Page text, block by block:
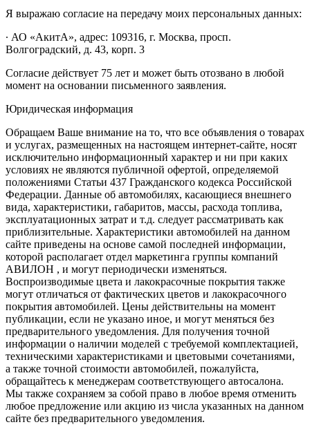
Я выражаю согласие на передачу моих персональных данных:
∙ АО «АкитА», адрес: 109316, г. Москва, просп.
Волгоградский, д. 43, корп. 3
Согласие действует 75 лет и может быть отозвано в любой
момент на основании письменного заявления.
Юридическая информация
Обращаем Ваше внимание на то, что все объявления о товарах
и услугах, размещенных на настоящем интернет-сайте, носят
исключительно информационный характер и ни при каких
условиях не являются публичной офертой, определяемой
положениями Статьи 437 Гражданского кодекса Российской
Федерации. Данные об автомобилях, касающиеся внешнего
вида, характеристики, габаритов, массы, расхода топлива,
эксплуатационных затрат и т.д. следует рассматривать как
приблизительные. Характеристики автомобилей на данном
сайте приведены на основе самой последней информации,
которой располагает отдел маркетинга группы компаний
АВИЛОН , и могут периодически изменяться.
Воспроизводимые цвета и лакокрасочные покрытия также
могут отличаться от фактических цветов и лакокрасочного
покрытия автомобилей. Цены действительны на момент
публикации, если не указано иное, и могут меняться без
предварительного уведомления. Для получения точной
информации о наличии моделей с требуемой комплектацией,
техническими характеристиками и цветовыми сочетаниями,
а также точной стоимости автомобилей, пожалуйста,
обращайтесь к менеджерам соответствующего автосалона.
Мы также сохраняем за собой право в любое время отменить
любое предложение или акцию из числа указанных на данном
сайте без предварительного уведомления.